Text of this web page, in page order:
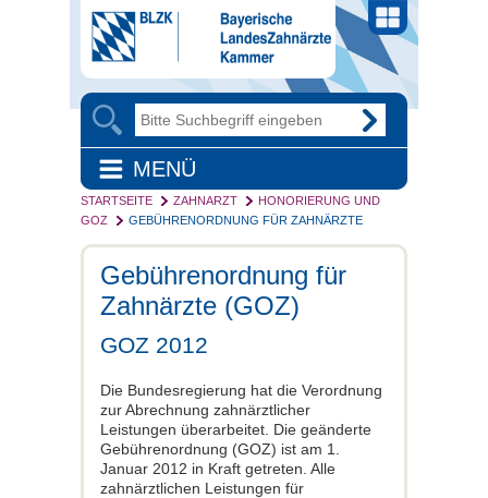
MENÜ
STARTSEITE ZAHNARZT
HONORIERUNG UND
GOZ
GEBÜHRENORDNUNG FÜR ZAHNÄRZTE
Gebührenordnung für
Zahnärzte (GOZ)
GOZ 2012
Die Bundesregierung hat die Verordnung
zur Abrechnung zahnärztlicher
Leistungen überarbeitet. Die geänderte
Gebührenordnung (GOZ) ist am 1.
Januar 2012 in Kraft getreten. Alle
zahnärztlichen Leistungen für